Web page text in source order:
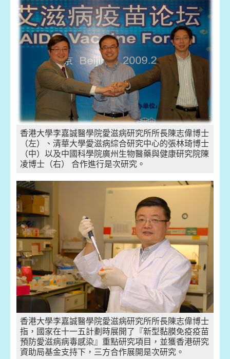
香港大學李嘉誠醫學院愛滋病研究所所長陳志偉博士
（左）、清華大學愛滋病綜合研究中心的張林琦博士
（中）以及中國科學院廣州生物醫藥與健康研究院陳
凌博士（右） 合作進行是次研究。
香港大學李嘉誠醫學院愛滋病研究所所長陳志偉博士
指，國家在十一五計劃時展開了『新型黏膜免疫疫苗
預防愛滋病病毒感染』重點研究項目，並獲香港研究
資助局基金支持下，三方合作展開是次研究。